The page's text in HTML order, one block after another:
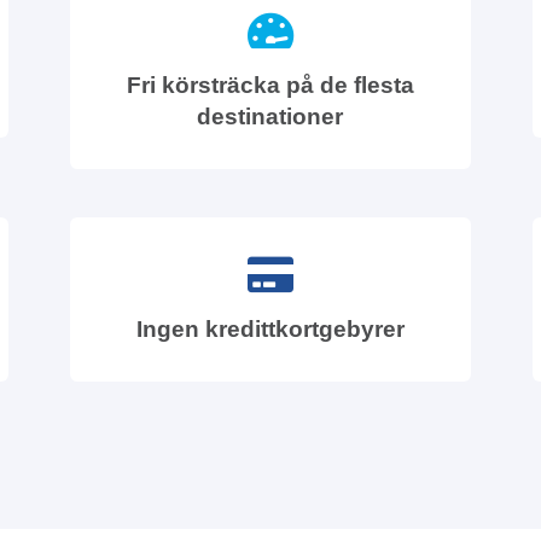
Fri körsträcka på de flesta
destinationer
Ingen kredittkortgebyrer